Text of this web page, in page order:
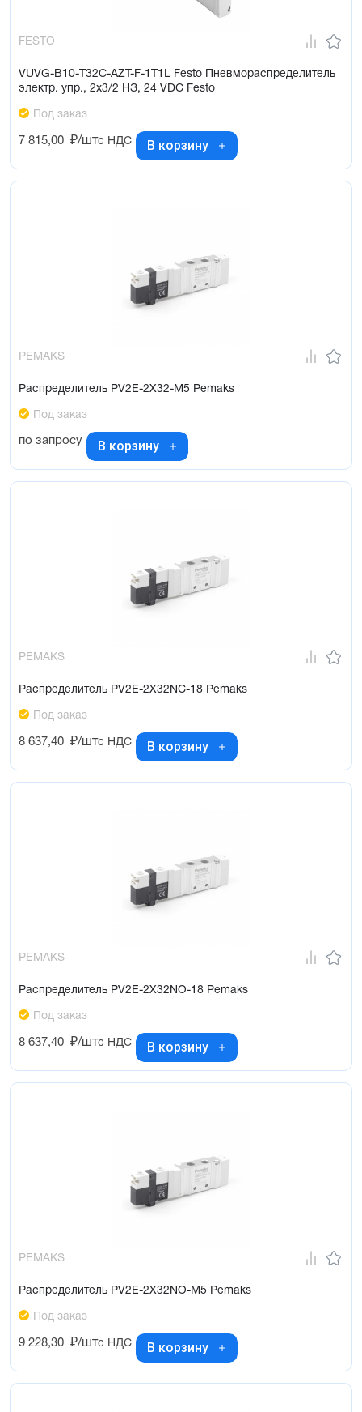
FESTO
VUVG-B10-T32C-AZT-F-1T1L Festo Пневмораспределитель
электр. упр., 2x3/2 НЗ, 24 VDC Festo
Под заказ
7 815,00 ₽/штс НДС В корзину
PEMAKS
Распределитель PV2E-2X32-M5 Pemaks
Под заказ
по запросу В корзину
PEMAKS
Распределитель PV2E-2X32NC-18 Pemaks
Под заказ
8 637,40 ₽/штс НДС В корзину
PEMAKS
Распределитель PV2E-2X32NO-18 Pemaks
Под заказ
8 637,40 ₽/штс НДС В корзину
PEMAKS
Распределитель PV2E-2X32NO-M5 Pemaks
Под заказ
9 228,30 ₽/штс НДС В корзину